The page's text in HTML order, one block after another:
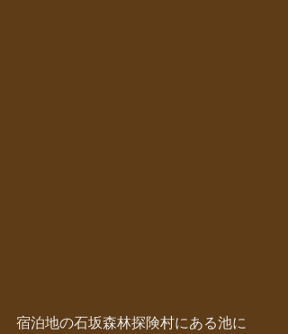
宿泊地の石坂森林探険村にある池に